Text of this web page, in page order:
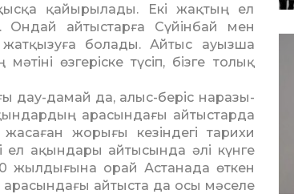
қайырылады. Екі жақ­тың ел
Ондай айтыстарға Сүйінбай мен
жатқызуға болады. Айтыс ауызша
өзгеріске түсіп, бізге толық
дау-дамай да, алыс-беріс нара­зы­
арасындағы айтыстарда
жо­­ры­ғы кезіндегі тарихи
ел ақындары ай­ты­сында әлі күнге
20 жылдығына орай Астанада өткен
ай­тыста да осы мәселе